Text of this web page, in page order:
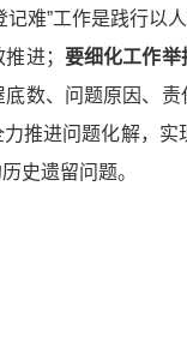
记难”工作是践行以
进； 要细化工作举
数、问题原因、
推进问题化解，实
史遗留问题。